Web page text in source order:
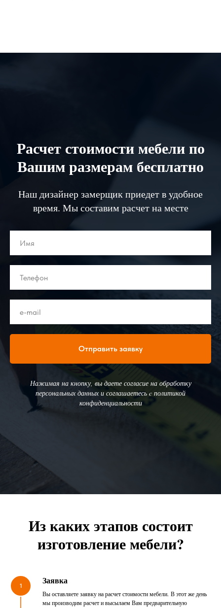
Расчет стоимости мебели по
Вашим размерам бесплатно
Наш дизайнер замерщик приедет в удобное
время. Мы составим расчет на месте
Отправить заявку
Нажимая на кнопку, вы даете согласие на обработку
персональных данных и соглашаетесь c политикой
конфиденциальности
Из каких этапов состоит
изготовление мебели?
1 Заявка
Вы оставляете заявку на расчет стоимости мебели. В этот же день
мы производим расчет и высылаем Вам предварительную